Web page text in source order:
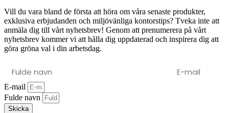
Vill du vara bland de första att höra om våra senaste produkter,
exklusiva erbjudanden och miljövänliga kontorstips? Tveka inte att
anmäla dig till vårt nyhetsbrev! Genom att prenumerera på vårt
nyhetsbrev kommer vi att hålla dig uppdaterad och inspirera dig att
göra gröna val i din arbetsdag.
E-mail
Fulde navn
Skicka